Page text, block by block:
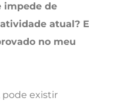
impede de
atual? E
no meu
pode existir